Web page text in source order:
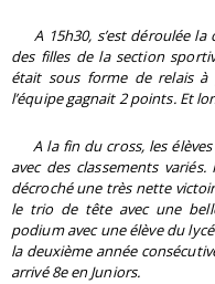
A 15h30, s’est déroulée la
des filles de la section
était sous forme de relais à
l’équipe gagnait 2 points. Et
A la fin du cross, les élèves
avec des classements variés.
décroché une très nette
le trio de tête avec une
podium avec une élève du
la deuxième année
arrivé 8e en Juniors.